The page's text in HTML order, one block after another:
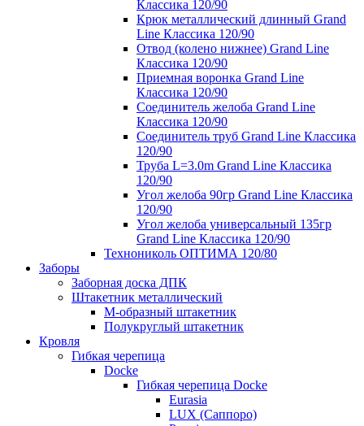
Классика 120/90
Крюк металлический длинный Grand
Line Классика 120/90
Отвод (колено нижнее) Grand Line
Классика 120/90
Приемная воронка Grand Line
Классика 120/90
Соединитель желоба Grand Line
Классика 120/90
Соединитель труб Grand Line Классика
120/90
Труба L=3.0m Grand Line Классика
120/90
Угол желоба 90гр Grand Line Классика
120/90
Угол желоба универсальный 135гр
Grand Line Классика 120/90
Технониколь ОПТИМА 120/80
Заборы
Заборная доска ДПК
Штакетник металлический
М-образный штакетник
Полукруглый штакетник
Кровля
Гибкая черепица
Docke
Гибкая черепица Docke
Eurasia
LUX (Саппоро)